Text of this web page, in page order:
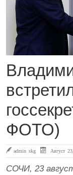
ФОТО)
admin skg Август
СОЧИ, 23